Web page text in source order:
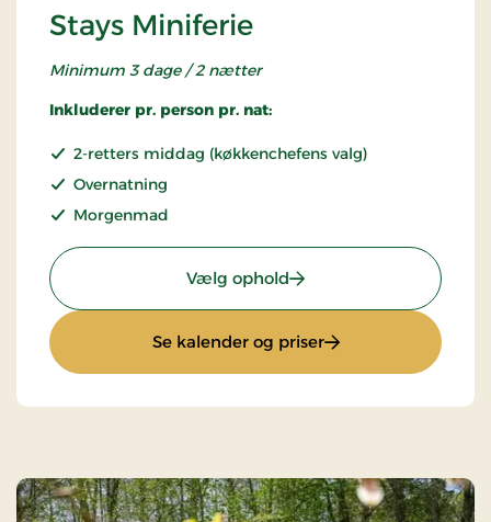
Stays Miniferie
Minimum 3 dage / 2 nætter
Inkluderer pr. person pr. nat:
2-retters middag (køkkenchefens valg)
Overnatning
Morgenmad
Vælg ophold: Stays Miniferie
Se kalender og priser: Stays Miniferie